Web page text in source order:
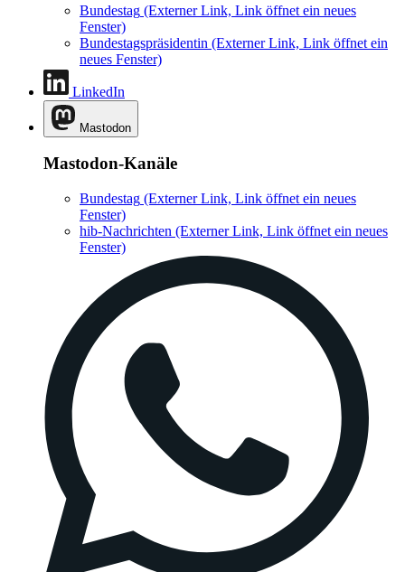
Bundestag (Externer Link, Link öffnet ein neues
Fenster)
Bundestagspräsidentin (Externer Link, Link öffnet ein
neues Fenster)
LinkedIn
Mastodon
Mastodon-Kanäle
Bundestag (Externer Link, Link öffnet ein neues
Fenster)
hib-Nachrichten (Externer Link, Link öffnet ein neues
Fenster)